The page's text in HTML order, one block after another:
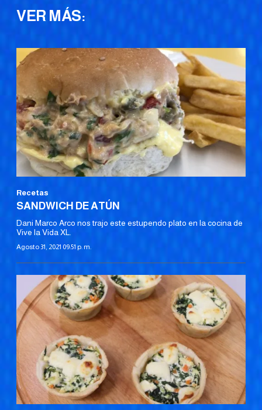
VER MÁS:
Recetas
SANDWICH DE ATÚN
Dani Marco Arco nos trajo este estupendo plato en la cocina de
Vive la Vida XL.
Agosto 31, 2021 09:51 p. m.